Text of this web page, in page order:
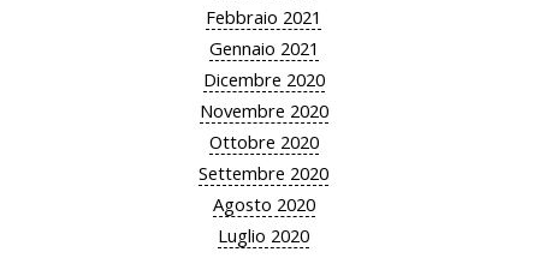
Febbraio 2021
Gennaio 2021
Dicembre 2020
Novembre 2020
Ottobre 2020
Settembre 2020
Agosto 2020
Luglio 2020